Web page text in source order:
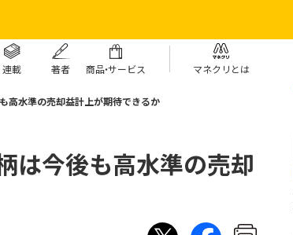
連載 著者 商品・サービス マネクリとは
高水準の売却益計上が期待できるか
は今後も高水準の売却